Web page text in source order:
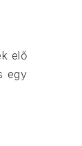
elő
egy